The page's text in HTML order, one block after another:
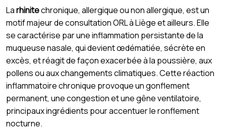
Larhinitechronique, allergique ou non allergique, est un
motif majeur de consultation ORL à Liège et ailleurs. Elle
se caractérise par une inflammation persistante de la
muqueuse nasale, qui devient œdématiée, sécrète en
excès, et réagit de façon exacerbée à la poussière, aux
pollens ou aux changements climatiques. Cette réaction
inflammatoire chronique provoque un gonflement
permanent, une congestion et une gêne ventilatoire,
principaux ingrédients pour accentuer le ronflement
nocturne.